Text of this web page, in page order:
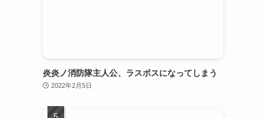
炎炎ノ消防隊主人公、ラスボスになってしまう
2022年2月5日